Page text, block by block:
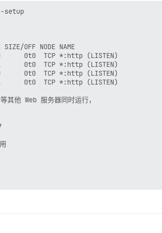
setup
OFF NODE NAME
0t0  TCP *:http (LISTEN)
0t0  TCP *:http (LISTEN)
0t0  TCP *:http (LISTEN)
0t0  TCP *:http (LISTEN)
他 Web 服务器同时运行，